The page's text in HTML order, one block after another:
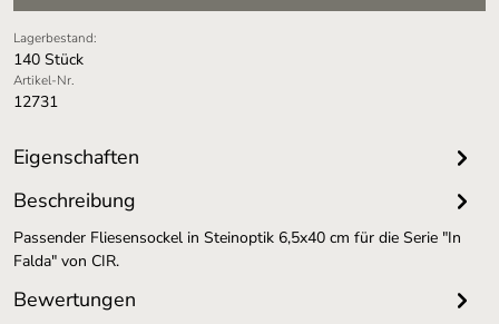
Lagerbestand:
140 Stück
Artikel-Nr.
12731
Eigenschaften
Beschreibung
Passender Fliesensockel in Steinoptik 6,5x40 cm für die Serie "In
Falda" von CIR.
Bewertungen